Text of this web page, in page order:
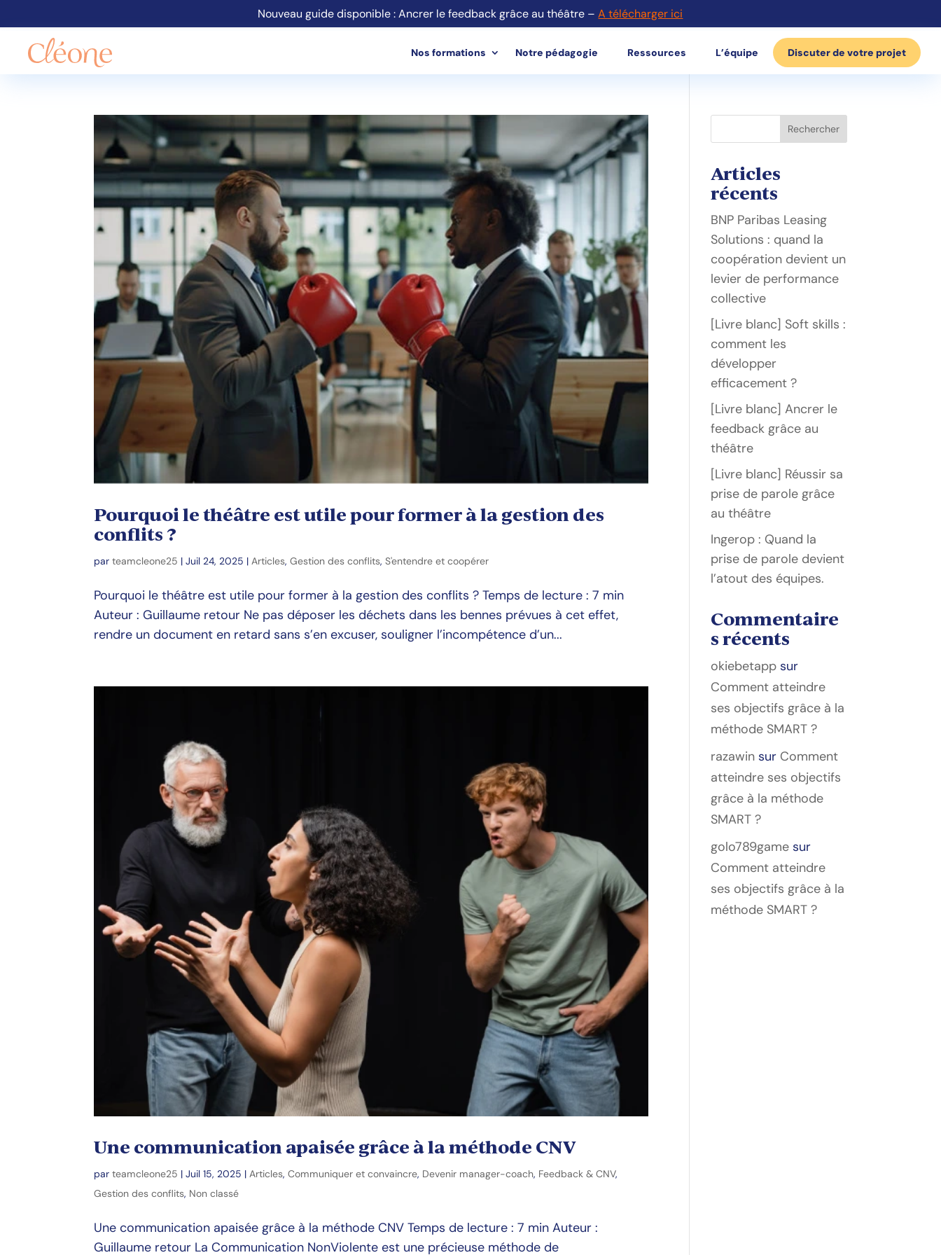
Nouveau guide disponible : Ancrer le feedback grâce au théâtre –A télécharger ici
Nos formations Notre pédagogie Ressources L’équipe Discuter de votre projet
Pourquoi le théâtre est utile pour former à la gestion des
conflits ?
parteamcleone25 |Juil 24, 2025 |Articles,Gestion des conflits,S'entendre et coopérer
Pourquoi le théâtre est utile pour former à la gestion des conflits ? Temps de lecture : 7 min
Auteur : Guillaume retour Ne pas déposer les déchets dans les bennes prévues à cet effet,
rendre un document en retard sans s’en excuser, souligner l’incompétence d’un...
Une communication apaisée grâce à la méthode CNV
parteamcleone25 |Juil 15, 2025 | Articles,Communiquer et convaincre, Devenir manager-coach, Feedback & CNV,
Gestion des conflits, Non classé
Une communication apaisée grâce à la méthode CNV Temps de lecture : 7 min Auteur :
Guillaume retour La Communication NonViolente est une précieuse méthode de
Rechercher
Articles
récents
BNP Paribas Leasing
Solutions : quand la
coopération devient un
levier de performance
collective
[Livre blanc] Soft skills :
comment les
développer
efficacement ?
[Livre blanc] Ancrer le
feedback grâce au
théâtre
[Livre blanc] Réussir sa
prise de parole grâce
au théâtre
Ingerop : Quand la
prise de parole devient
l’atout des équipes.
Commentaire
s récents
okiebetapp sur
Comment atteindre
ses objectifs grâce à la
méthode SMART ?
razawin sur Comment
atteindre ses objectifs
grâce à la méthode
SMART ?
golo789game sur
Comment atteindre
ses objectifs grâce à la
méthode SMART ?